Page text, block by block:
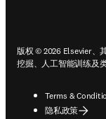
版权 © 2026 Elsevier、
挖掘、人工智能训练及
Terms &
隐私政策